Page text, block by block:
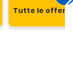
Tutte le